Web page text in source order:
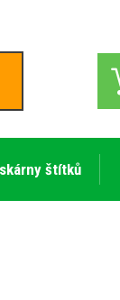
štítků